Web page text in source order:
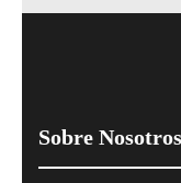
Sobre Nosotros